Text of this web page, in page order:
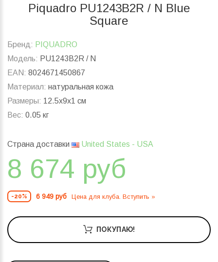
Piquadro PU1243B2R / N Blue
Square
Бренд: PIQUADRO
Модель: PU1243B2R / N
EAN: 8024671450867
Материал: натуральная кожа
Размеры: 12.5x9x1 см
Вес: 0.05 кг
Страна доставки United States - USA
8 674 руб
-20% 6 949 руб Цена для клуба. Вступить »
ПОКУПАЮ!